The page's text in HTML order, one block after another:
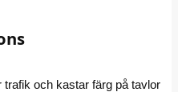
och kastar färg på tavlor